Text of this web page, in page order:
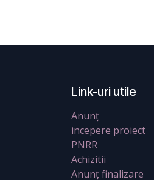
Link-uri utile
Anunț
incepere proiect
PNRR
Achizitii
Anunț finalizare